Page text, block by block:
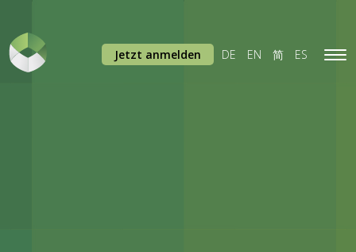
Jetzt anmelden DE EN 简 ES